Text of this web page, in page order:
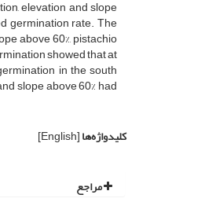
elevation and slope
germination rate. The
above 60%, pistachio
showed that at
in the south
slope above 60% had
کلیدواژه‌ها[English]
مراجع